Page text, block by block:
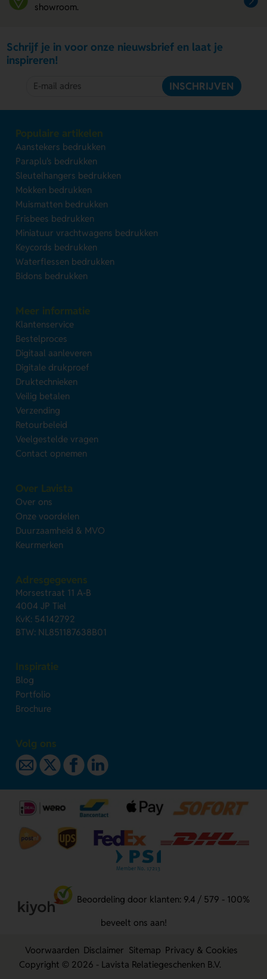
showroom.
Schrijf je in voor onze nieuwsbrief en laat je
inspireren!
INSCHRIJVEN
Populaire artikelen
Aanstekers bedrukken
Paraplu's bedrukken
Sleutelhangers bedrukken
Mokken bedrukken
Muismatten bedrukken
Frisbees bedrukken
Miniatuur vrachtwagens bedrukken
Keycords bedrukken
Waterflessen bedrukken
Bidons bedrukken
Meer informatie
Klantenservice
Bestelproces
Digitaal aanleveren
Digitale drukproef
Druktechnieken
Veilig betalen
Verzending
Retourbeleid
Veelgestelde vragen
Contact opnemen
Over Lavista
Over ons
Onze voordelen
Duurzaamheid & MVO
Keurmerken
Adresgegevens
Morsestraat 11 A-B
4004 JP Tiel
KvK: 54142792
BTW: NL851187638B01
Inspiratie
Blog
Portfolio
Brochure
Volg ons
Beoordeling door klanten: 9.4 / 579 - 100%
beveelt ons aan!
Voorwaarden Disclaimer Sitemap Privacy & Cookies
Copyright © 2026 - Lavista Relatiegeschenken B.V.